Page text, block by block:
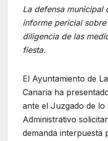
La defensa municipal
informe pericial
diligencia de las
fiesta.
El Ayuntamiento de
Canaria ha
ante el Juzgado de lo
Administrativo
demanda interpuesta